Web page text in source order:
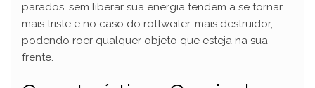
parados, sem liberar sua energia tendem a se tornar
mais triste e no caso do rottweiler, mais destruidor,
podendo roer qualquer objeto que esteja na sua
frente.